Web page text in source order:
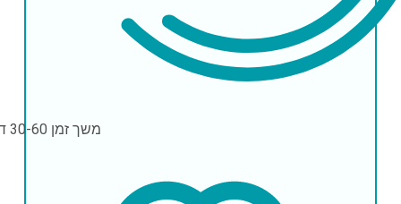
משך זמן 30-60 דקות